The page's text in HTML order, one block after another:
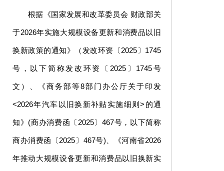
根据《国家发展和改革委员会 财政部关
于2026年实施大规模设备更新和消费品以旧
换新政策的通知》（发改环资〔2025〕1745
号，以下简称发改环资〔2025〕1745号
文）、《商务部等8部门办公厅关于印发
<2026年汽车以旧换新补贴实施细则>的通
知》(商办消费函〔2025〕467号，以下简称
商办消费函〔2025〕467号)、《河南省2026
年推动大规模设备更新和消费品以旧换新实